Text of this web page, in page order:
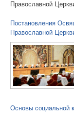
Православной
Постановления
Православной
Основы социальной